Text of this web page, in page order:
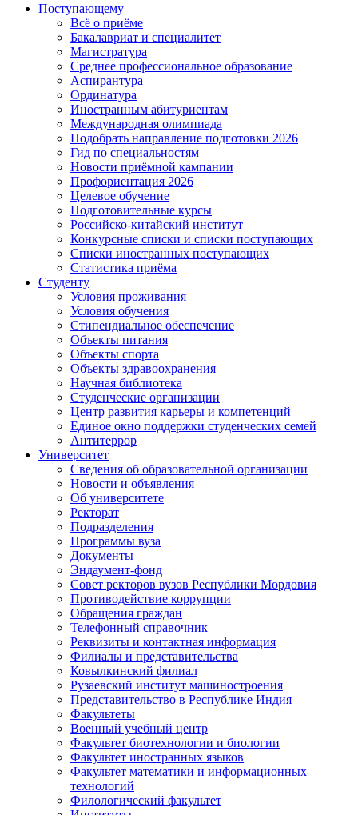
Поступающему
Всё о приёме
Бакалавриат и специалитет
Магистратура
Среднее профессиональное образование
Аспирантура
Ординатура
Иностранным абитуриентам
Международная олимпиада
Подобрать направление подготовки 2026
Гид по специальностям
Новости приёмной кампании
Профориентация 2026
Целевое обучение
Подготовительные курсы
Российско-китайский институт
Конкурсные списки и списки поступающих
Списки иностранных поступающих
Статистика приёма
Студенту
Условия проживания
Условия обучения
Стипендиальное обеспечение
Объекты питания
Объекты спорта
Объекты здравоохранения
Научная библиотека
Студенческие организации
Центр развития карьеры и компетенций
Единое окно поддержки студенческих семей
Антитеррор
Университет
Сведения об образовательной организации
Новости и объявления
Об университете
Ректорат
Подразделения
Программы вуза
Документы
Эндаумент-фонд
Совет ректоров вузов Республики Мордовия
Противодействие коррупции
Обращения граждан
Телефонный справочник
Реквизиты и контактная информация
Филиалы и представительства
Ковылкинский филиал
Рузаевский институт машиностроения
Представительство в Республике Индия
Факультеты
Военный учебный центр
Факультет биотехнологии и биологии
Факультет иностранных языков
Факультет математики и информационных
технологий
Филологический факультет